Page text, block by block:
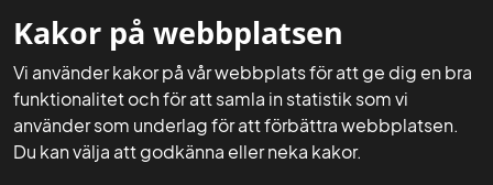
Kakor på webbplatsen
Vi använder kakor på vår webbplats för att ge dig en bra
funktionalitet och för att samla in statistik som vi
använder som underlag för att förbättra webbplatsen.
Du kan välja att godkänna eller neka kakor.
Mina sidor